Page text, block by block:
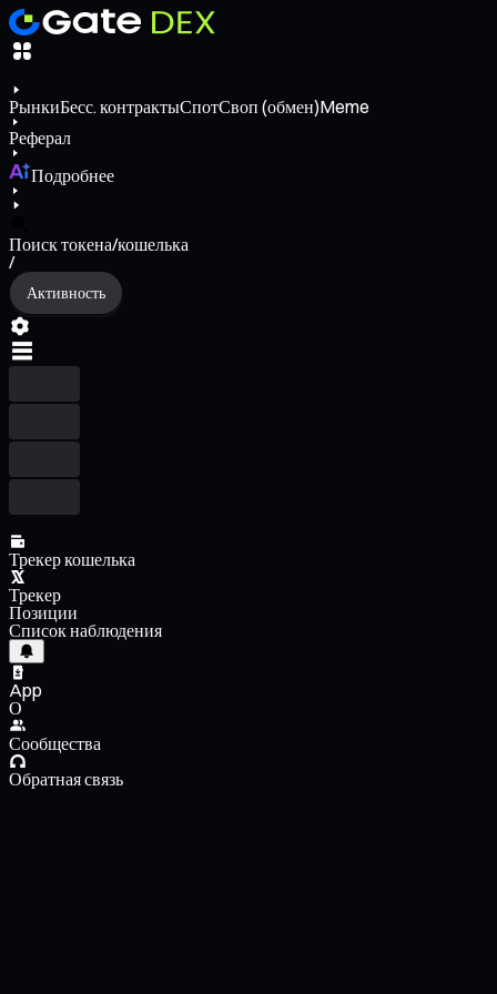
РынкиБесс. контрактыСпотСвоп (обмен)Meme
Реферал
Подробнее
Поиск токена/кошелька
/
Активность
Трекер кошелька
Трекер
Позиции
Список наблюдения
App
О
Сообщества
Обратная связь